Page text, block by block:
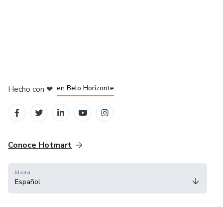
Hecho con ❤ en Belo Horizonte
Conoce Hotmart
Idioma
Español